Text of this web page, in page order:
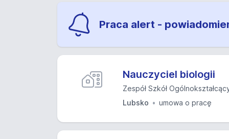
Praca alert -
Nauczyciel biologii
Zespół Szkół
Lubsko
umowa o pracę